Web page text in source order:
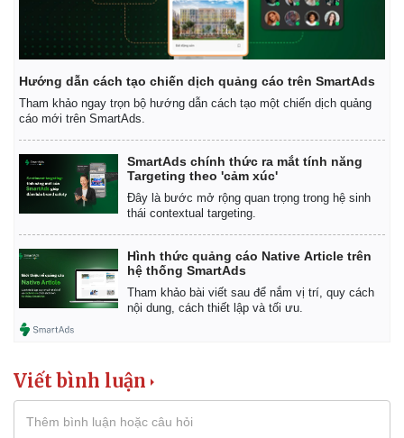
Pháp luật
Vụ án
Tin nóng
Tư vấn luật
Quân sự - Quốc phòng
Việt Nam
Phân tích
Hướng dẫn cách tạo chiến dịch quảng cáo trên SmartAds
Tham khảo ngay trọn bộ hướng dẫn cách tạo một chiến dịch quảng
cáo mới trên SmartAds.
SmartAds chính thức ra mắt tính năng
Targeting theo 'cảm xúc'
Đây là bước mở rộng quan trọng trong hệ sinh
thái contextual targeting.
Hình thức quảng cáo Native Article trên
hệ thống SmartAds
Tham khảo bài viết sau để nắm vị trí, quy cách
nội dung, cách thiết lập và tối ưu.
Viết bình luận